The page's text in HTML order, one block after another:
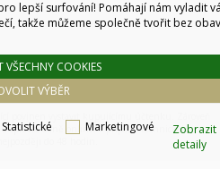
s.r.o.
správce daně online, v případě technického
lepší surfování! Pomáhají nám vyladit
takže můžeme společně tvořit bez
VÝBĚR
VŠECHNY COOKIES
Statistické
Marketingové
Zobrazit
detaily